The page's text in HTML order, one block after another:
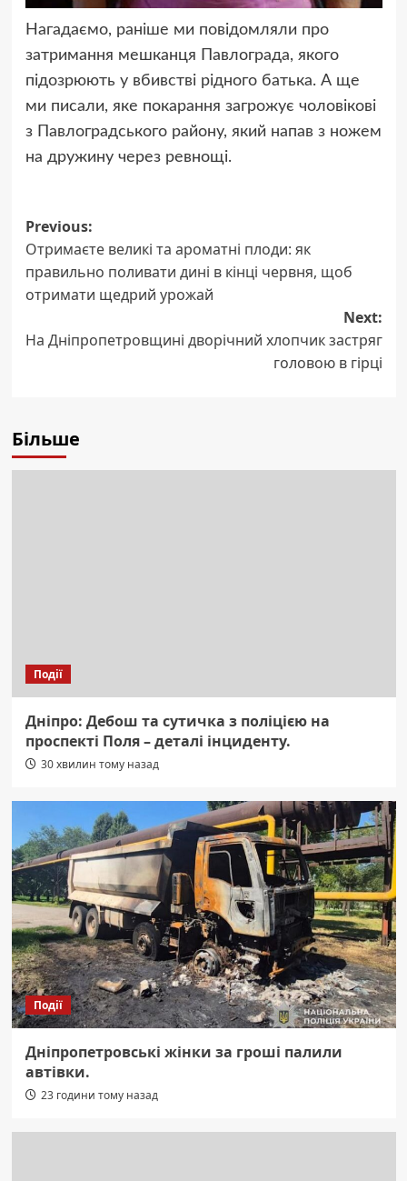
Нагадаємо, раніше ми повідомляли про
затримання мешканця Павлограда, якого
підозрюють у вбивстві рідного батька. А ще
ми писали, яке покарання загрожує чоловікові
з Павлоградського району, який напав з ножем
на дружину через ревнощі.
Post
navigation
Previous:
Отримаєте великі та ароматні плоди: як
правильно поливати дині в кінці червня, щоб
отримати щедрий урожай
Next:
На Дніпропетровщині дворічний хлопчик застряг
головою в гірці
Більше
Події
Дніпро: Дебош та сутичка з поліцією на
проспекті Поля – деталі інциденту.
30 хвилин тому назад
Події
Дніпропетровські жінки за гроші палили
автівки.
23 години тому назад